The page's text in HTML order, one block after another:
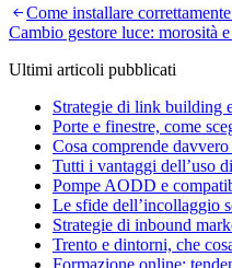
Navigazione
articoli
Come installare
Cambio gestore luce: morosità
Ultimi articoli pubblicati
Strategie di link building
Porte e finestre, come
Cosa comprende
Tutti i vantaggi dell’uso
Pompe AODD e
Le sfide dell’incollaggio
Strategie di inbound
Trento e dintorni, che
Formazione online: